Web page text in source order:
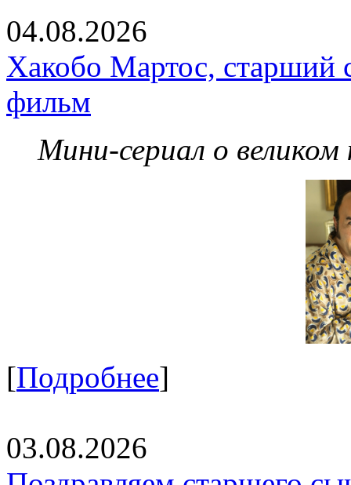
04.08.2026
Хакобо Мартос, старший
фильм
Мини-сериал о великом
[Подробнее]
03.08.2026